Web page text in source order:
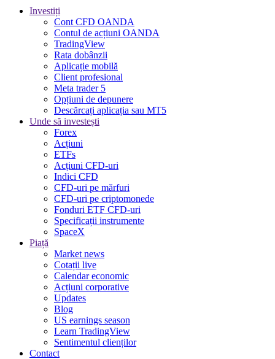
Investiți
Cont CFD OANDA
Contul de acțiuni OANDA
TradingView
Rata dobânzii
Aplicație mobilă
Client profesional
Meta trader 5
Opțiuni de depunere
Descărcați aplicația sau MT5
Unde să investești
Forex
Acțiuni
ETFs
Acțiuni CFD-uri
Indici CFD
CFD-uri pe mărfuri
CFD-uri pe criptomonede
Fonduri ETF CFD-uri
Specificații instrumente
SpaceX
Piață
Market news
Cotații live
Calendar economic
Acțiuni corporative
Updates
Blog
US earnings season
Learn TradingView
Sentimentul clienților
Contact